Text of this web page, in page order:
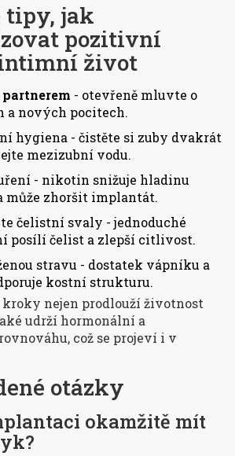
tipy, jak
pozitivní
život
- otevřeně mluvte o
a nových pocitech.
hygiena - čistěte si zuby dvakrát
mezizubní vodu.
- nikotin snižuje hladinu
může zhoršit implantát.
čelistní svaly - jednoduché
posílí čelist a zlepší citlivost.
stravu - dostatek vápníku a
kostní strukturu.
kroky nejen prodlouží životnost
udrží hormonální a
což se projeví i v
otázky
okamžitě mít